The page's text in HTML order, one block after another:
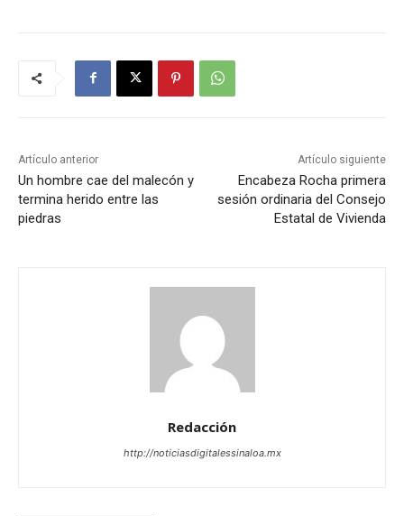
Artículo anterior
Un hombre cae del malecón y
termina herido entre las
piedras
Artículo siguiente
Encabeza Rocha primera
sesión ordinaria del Consejo
Estatal de Vivienda
Redacción
http://noticiasdigitalessinaloa.mx